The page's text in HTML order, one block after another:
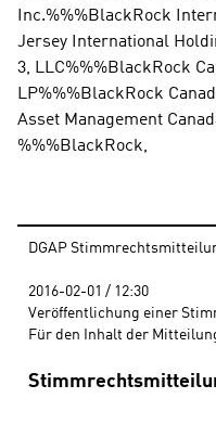
Inc.%%%BlackRock
Jersey International
3, LLC%%%BlackRock
LP%%%BlackRock
Asset Management
%%%BlackRock,
DGAP
2016-02-01 / 12:30
Veröffentlichung einer
Für den Inhalt der